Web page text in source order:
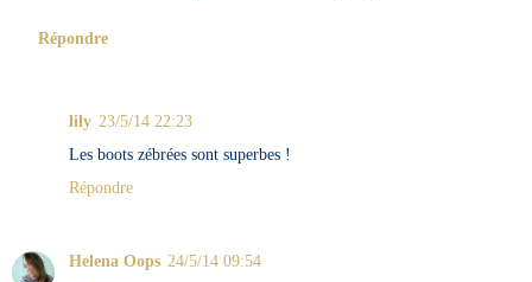
Répondre
lily 23/5/14 22:23
Les boots zébrées sont superbes !
Répondre
Helena Oops 24/5/14 09:54